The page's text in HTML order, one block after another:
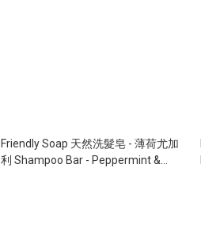
Friendly Soap 天然洗髮皂 - 薄荷尤加
利 Shampoo Bar - Peppermint &